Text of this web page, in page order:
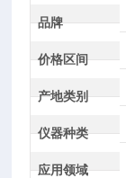
品牌
价格区间
产地类别
仪器种类
应用领域